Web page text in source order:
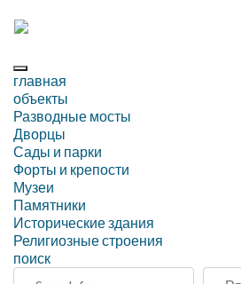
главная
объекты
Разводные мосты
Дворцы
Сады и парки
Форты и крепости
Музеи
Памятники
Исторические здания
Религиозные строения
поиск
Search for
Рядом